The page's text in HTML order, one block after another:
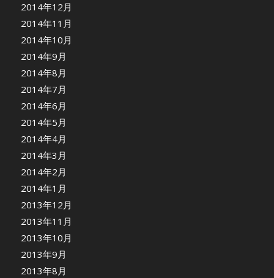
2014年12月
2014年11月
2014年10月
2014年9月
2014年8月
2014年7月
2014年6月
2014年5月
2014年4月
2014年3月
2014年2月
2014年1月
2013年12月
2013年11月
2013年10月
2013年9月
2013年8月